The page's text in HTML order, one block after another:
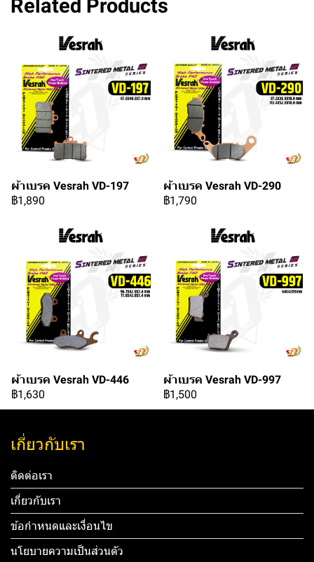
Related Products
ผ้าเบรค Vesrah VD-197
฿1,890
ผ้าเบรค Vesrah VD-290
฿1,790
ผ้าเบรค Vesrah VD-446
฿1,630
ผ้าเบรค Vesrah VD-997
฿1,500
เกี่ยวกับเรา
ติดต่อเรา
เกี่ยวกับเรา
ข้อกำหนดและเงื่อนไข
นโยบายความเป็นส่วนตัว